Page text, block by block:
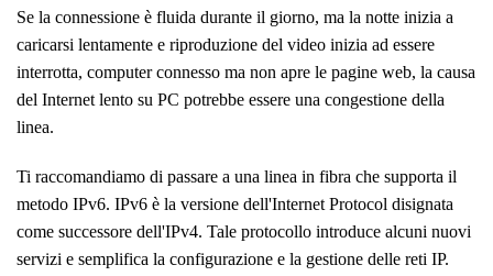
Se la connessione è fluida durante il giorno, ma la notte inizia a
caricarsi lentamente e riproduzione del video inizia ad essere
interrotta, computer connesso ma non apre le pagine web, la causa
del Internet lento su PC potrebbe essere una congestione della
linea.
Ti raccomandiamo di passare a una linea in fibra che supporta il
metodo IPv6. IPv6 è la versione dell'Internet Protocol disignata
come successore dell'IPv4. Tale protocollo introduce alcuni nuovi
servizi e semplifica la configurazione e la gestione delle reti IP.